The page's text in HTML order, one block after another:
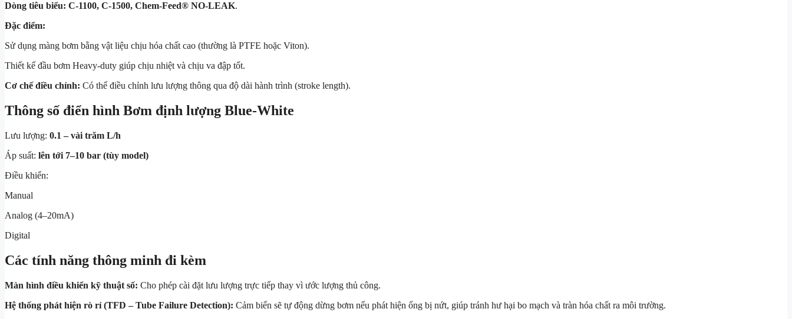
Dòng tiêu biểu: C-1100, C-1500, Chem-Feed® NO-LEAK.
Đặc điểm:
Sử dụng màng bơm bằng vật liệu chịu hóa chất cao (thường là PTFE hoặc Viton).
Thiết kế đầu bơm Heavy-duty giúp chịu nhiệt và chịu va đập tốt.
Cơ chế điều chỉnh: Có thể điều chỉnh lưu lượng thông qua độ dài hành trình (stroke length).
Thông số điển hình Bơm định lượng Blue-White
Lưu lượng: 0.1 – vài trăm L/h
Áp suất: lên tới 7–10 bar (tùy model)
Điều khiển:
Manual
Analog (4–20mA)
Digital
Các tính năng thông minh đi kèm
Màn hình điều khiển kỹ thuật số: Cho phép cài đặt lưu lượng trực tiếp thay vì ước lượng thủ công.
Hệ thống phát hiện rò rỉ (TFD – Tube Failure Detection): Cảm biến sẽ tự động dừng bơm nếu phát hiện ống bị nứt, giúp tránh hư hại bo mạch và tràn hóa chất ra môi trường.